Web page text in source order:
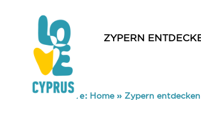
ZYPERN
You are here: Home» Zypern entdecken